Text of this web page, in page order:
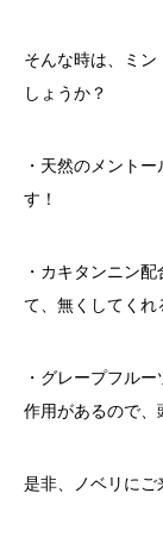
そんな時は、ミ
しょうか？
・天然のメント
す！
・カキタンニン
て、無くしてくれ
・グレープフル
作用があるので、
是非、ノベリにご